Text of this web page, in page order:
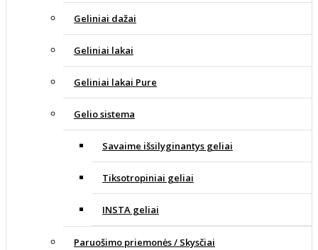
Geliniai dažai
Geliniai lakai
Geliniai lakai Pure
Gelio sistema
Savaime išsilyginantys geliai
Tiksotropiniai geliai
INSTA geliai
Paruošimo priemonės / Skysčiai